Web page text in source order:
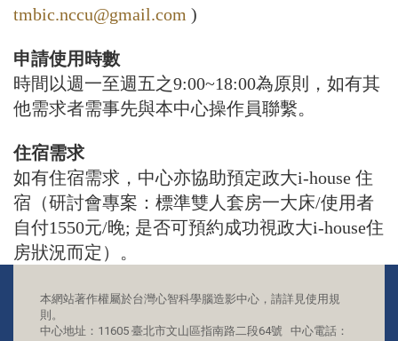
tmbic.nccu@gmail.com )
申請使用時數
時間以週一至週五之9:00~18:00為原則，如有其
他需求者需事先與本中心操作員聯繫。
住宿需求
如有住宿需求，中心亦協助預定政大i-house 住
宿（研討會專案：標準雙人套房一大床/使用者
自付1550元/晚; 是否可預約成功視政大i-house住
房狀況而定）。
本網站著作權屬於台灣心智科學腦造影中心，請詳見使用規
則。
中心地址：11605 臺北市文山區指南路二段64號 中心電話：